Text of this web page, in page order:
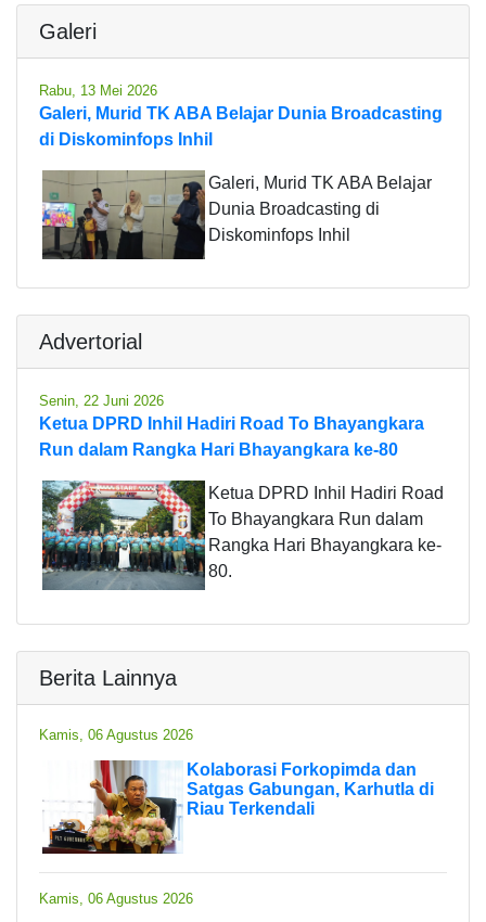
Galeri
Rabu, 13 Mei 2026
Galeri, Murid TK ABA Belajar Dunia Broadcasting
di Diskominfops Inhil
Galeri, Murid TK ABA Belajar
Dunia Broadcasting di
Diskominfops Inhil
Advertorial
Senin, 22 Juni 2026
Ketua DPRD Inhil Hadiri Road To Bhayangkara
Run dalam Rangka Hari Bhayangkara ke-80
Ketua DPRD Inhil Hadiri Road
To Bhayangkara Run dalam
Rangka Hari Bhayangkara ke-
80.
Berita Lainnya
Kamis, 06 Agustus 2026
Kolaborasi Forkopimda dan
Satgas Gabungan, Karhutla di
Riau Terkendali
Kamis, 06 Agustus 2026